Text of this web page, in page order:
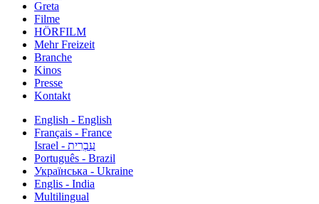
Greta
Filme
HÖRFILM
Mehr Freizeit
Branche
Kinos
Presse
Kontakt
English - English
Français - France
עִבְרִית - Israel
Português - Brazil
Українська - Ukraine
Englis - India
Multilingual